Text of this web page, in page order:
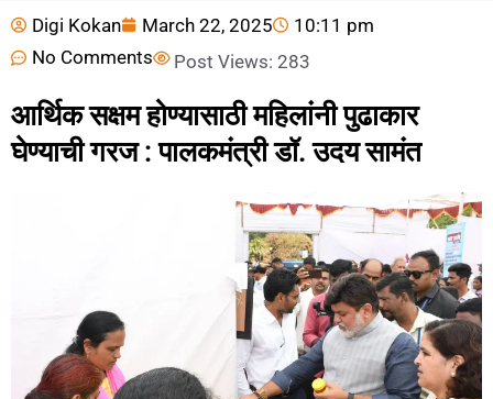
Digi Kokan March 22, 2025
10:11 pm
No Comments
Post Views: 283
आर्थिक सक्षम होण्यासाठी महिलांनी पुढाकार
घेण्याची गरज : पालकमंत्री डॉ. उदय सामंत